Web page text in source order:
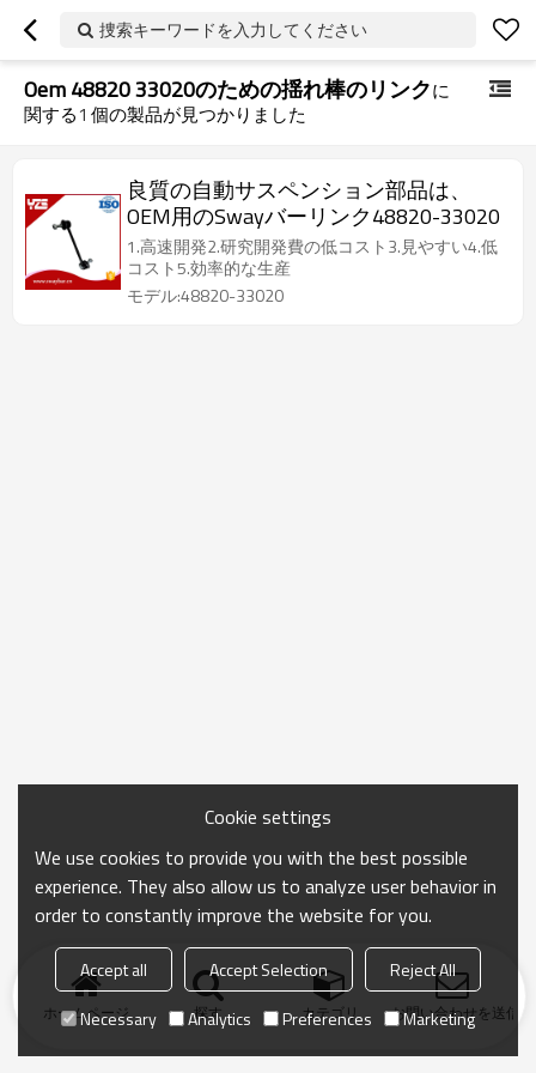
捜索キーワードを入力してください
Oem 48820 33020のための揺れ棒のリンクに
関する1 個の製品が見つかりました
良質の自動サスペンション部品は、
OEM用のSwayバーリンク48820-33020
1.高速開発2.研究開発費の低コスト3.見やすい4.低
コスト5.効率的な生産
モデル:48820-33020
ホームページ 探す カテゴリ お問い合わせを送信
Cookie settings
We use cookies to provide you with the best possible
experience. They also allow us to analyze user behavior in
order to constantly improve the website for you.
Accept all Accept Selection
Reject All
Necessary
Analytics Preferences Marketing